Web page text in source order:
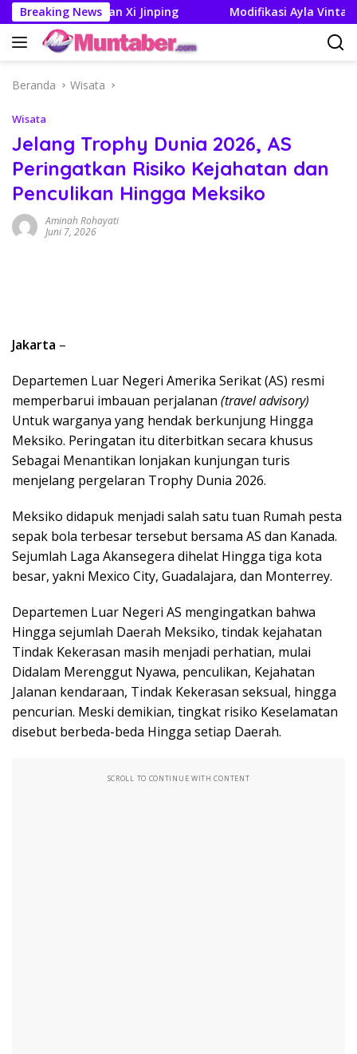
Langsung
ke
konten
Breaking News
Trump dan Xi Jinping Modifikasi Ayla Vintage dan
Beranda Wisata
Wisata
Jelang Trophy Dunia 2026, AS
Peringatkan Risiko Kejahatan dan
Penculikan Hingga Meksiko
Aminah Rohayati
Juni 7, 2026
Jakarta –
Departemen Luar Negeri Amerika Serikat (AS) resmi
memperbarui imbauan perjalanan (travel advisory)
Untuk warganya yang hendak berkunjung Hingga
Meksiko. Peringatan itu diterbitkan secara khusus
Sebagai Menantikan lonjakan kunjungan turis
menjelang pergelaran Trophy Dunia 2026.
Meksiko didapuk menjadi salah satu tuan Rumah pesta
sepak bola terbesar tersebut bersama AS dan Kanada.
Sejumlah Laga Akansegera dihelat Hingga tiga kota
besar, yakni Mexico City, Guadalajara, dan Monterrey.
Departemen Luar Negeri AS mengingatkan bahwa
Hingga sejumlah Daerah Meksiko, tindak kejahatan
Tindak Kekerasan masih menjadi perhatian, mulai
Didalam Merenggut Nyawa, penculikan, Kejahatan
Jalanan kendaraan, Tindak Kekerasan seksual, hingga
pencurian. Meski demikian, tingkat risiko Keselamatan
disebut berbeda-beda Hingga setiap Daerah.
SCROLL TO CONTINUE WITH CONTENT